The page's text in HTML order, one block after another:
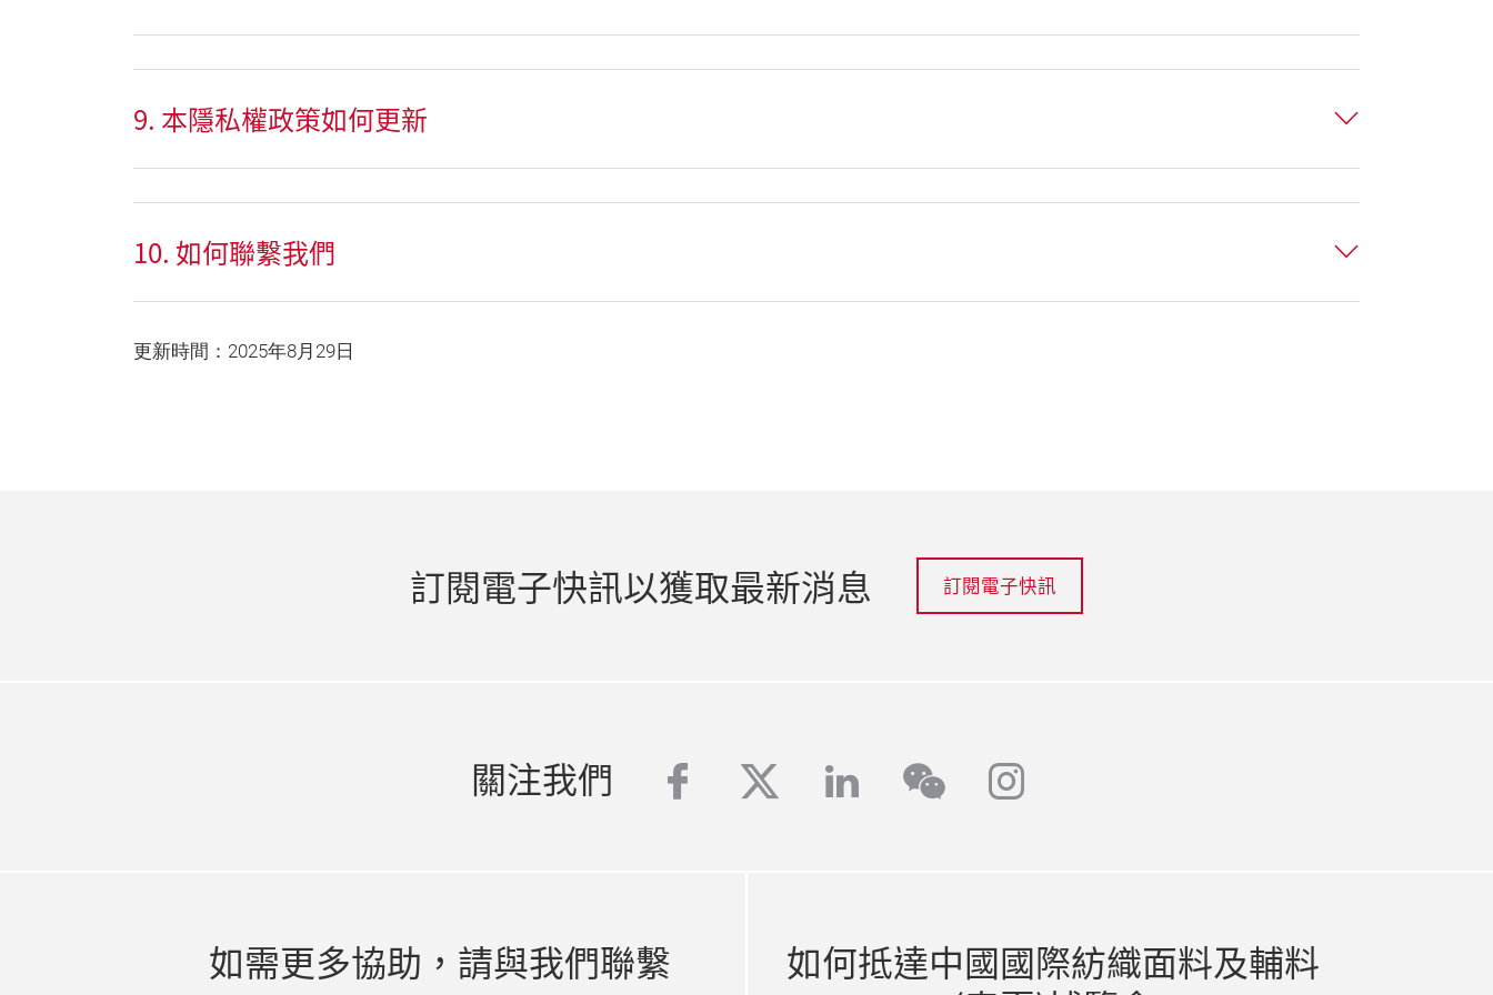
9. 本隱私權政策如何更新
10. 如何聯繫我們
更新時間：2025年8月29日
訂閱電子快訊以獲取最新消息 訂閱電子快訊
關注我們 facebook
twitterlinkedinwechatinstagram
如需更多協助，請與我們聯繫
如何抵達中國國際紡織面料及輔料